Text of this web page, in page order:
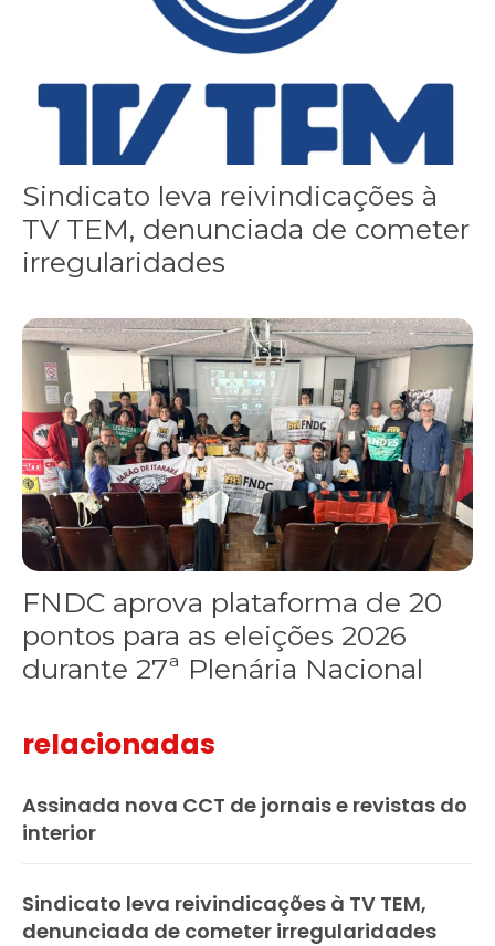
Sindicato leva reivindicações à
TV TEM, denunciada de cometer
irregularidades
FNDC aprova plataforma de 20 pontos para as eleições 2026
FNDC aprova plataforma de 20
pontos para as eleições 2026
durante 27ª Plenária Nacional
relacionadas
Assinada nova CCT de jornais e revistas do
interior
Sindicato leva reivindicações à TV TEM,
denunciada de cometer irregularidades